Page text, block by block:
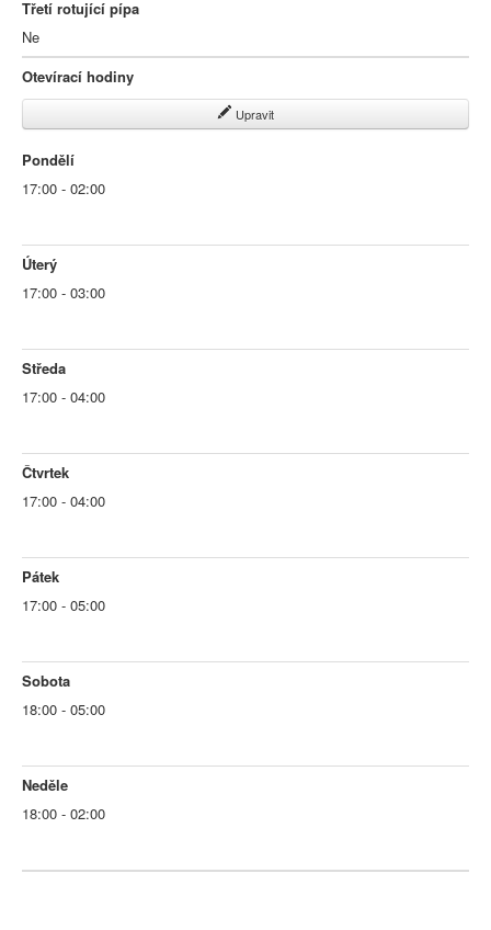
Třetí rotující pípa
Ne
Otevírací hodiny
Upravit
Pondělí
17:00 - 02:00
Úterý
17:00 - 03:00
Středa
17:00 - 04:00
Čtvrtek
17:00 - 04:00
Pátek
17:00 - 05:00
Sobota
18:00 - 05:00
Neděle
18:00 - 02:00